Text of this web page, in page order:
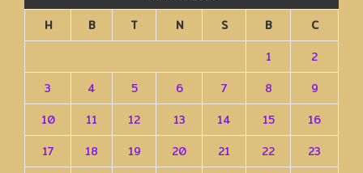
H B T N S B
C
1
2
3
4 5 6 7 8
9
10
11 12 13 14 15
16
17
18 19 20 21 22
23